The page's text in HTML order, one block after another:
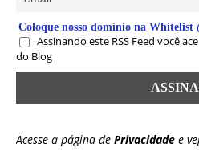
Coloque nosso domínio na Whitelist
Assinando este RSS Feed você
do Blog
Acesse a página de Privacidade e